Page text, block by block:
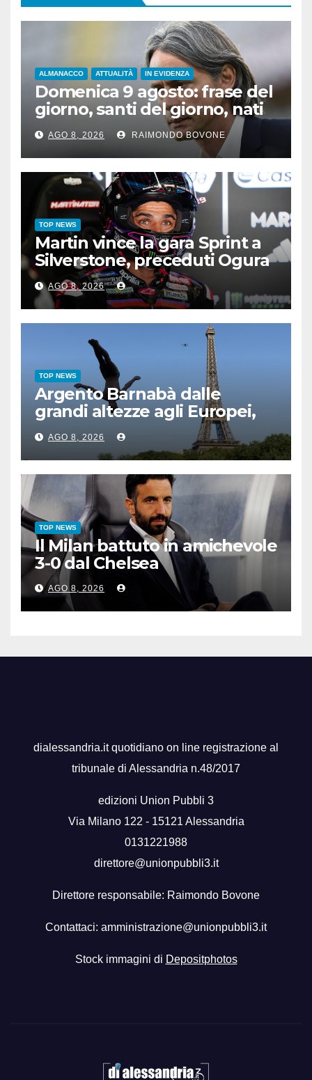
ALMANACCO ATTUALITÀ IN EVIDENZA
Domenica 9 agosto: frase del
giorno, santi del giorno, nati
famosi, accadde oggi
AGO 8, 2026 RAIMONDO BOVONE
TOP NEWS
Martin vince la gara Sprint a
Silverstone, preceduti Ogura
e Bezzecchi
AGO 8, 2026
TOP NEWS
Argento Barnabà dalle
grandi altezze agli Europei,
bis azzurro dopo Cosetti
AGO 8, 2026
TOP NEWS
Il Milan battuto in amichevole
3-0 dal Chelsea
AGO 8, 2026
dialessandria.it quotidiano on line registrazione al
tribunale di Alessandria n.48/2017
edizioni Union Pubbli 3
Via Milano 122 - 15121 Alessandria
0131221988
direttore@unionpubbli3.it
Direttore responsabile: Raimondo Bovone
Contattaci: amministrazione@unionpubbli3.it
Stock immagini di Depositphotos